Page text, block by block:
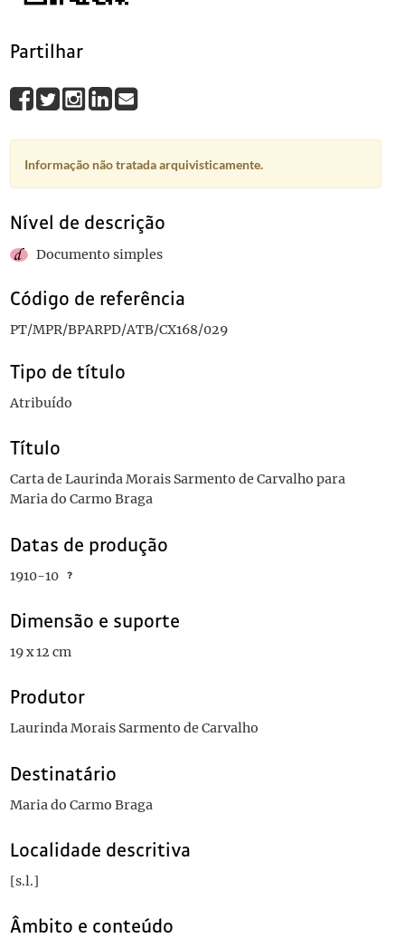
Partilhar
Informação não tratada arquivisticamente.
Nível de descrição
Documento simples
Código de referência
PT/MPR/BPARPD/ATB/CX168/029
Tipo de título
Atribuído
Título
Carta de Laurinda Morais Sarmento de Carvalho para
Maria do Carmo Braga
Datas de produção
1910-10
Dimensão e suporte
19 x 12 cm
Produtor
Laurinda Morais Sarmento de Carvalho
Destinatário
Maria do Carmo Braga
Localidade descritiva
[s.l.]
Âmbito e conteúdo